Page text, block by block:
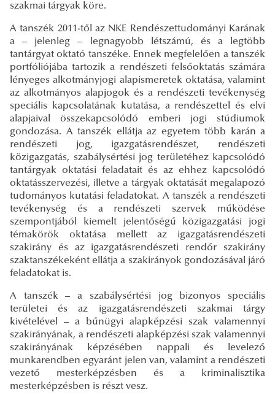
szakmai tárgyak köre.
A tanszék 2011-től az NKE Rendészettudományi Karának
a – jelenleg – legnagyobb létszámú, és a legtöbb
tantárgyat oktató tanszéke. Ennek megfelelően a tanszék
portfóliójába tartozik a rendészeti felsőoktatás számára
lényeges alkotmányjogi alapismeretek oktatása, valamint
az alkotmányos alapjogok és a rendészeti tevékenység
speciális kapcsolatának kutatása, a rendészettel és elvi
alapjaival összekapcsolódó emberi jogi stúdiumok
gondozása. A tanszék ellátja az egyetem több karán a
rendészeti jog, igazgatásrendészet, rendészeti
közigazgatás, szabálysértési jog területéhez kapcsolódó
tantárgyak oktatási feladatait és az ehhez kapcsolódó
oktatásszervezési, illetve a tárgyak oktatását megalapozó
tudományos kutatási feladatokat. A tanszék a rendészeti
tevékenység és a rendészeti szervek működése
szempontjából kiemelt jelentőségű közigazgatási jogi
témakörök oktatása mellett az igazgatásrendészeti
szakirány és az igazgatásrendészeti rendőr szakirány
szaktanszékeként ellátja a szakirányok gondozásával járó
feladatokat is.
A tanszék – a szabálysértési jog bizonyos speciális
területei és az igazgatásrendészeti szakmai tárgy
kivételével – a bűnügyi alapképzési szak valamennyi
szakirányának, a rendészeti alapképzési szak valamennyi
szakirányának képzésében nappali és levelező
munkarendben egyaránt jelen van, valamint a rendészeti
vezető mesterképzésben és a kriminalisztika
mesterképzésben is részt vesz.